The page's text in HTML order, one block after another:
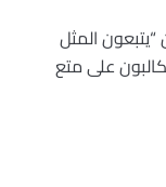
المثل
على متع